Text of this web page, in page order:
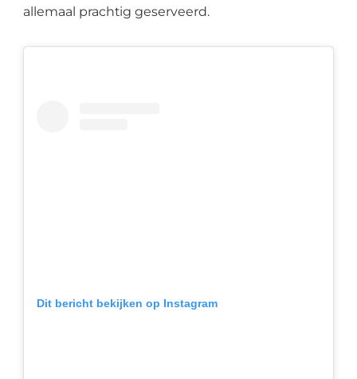
allemaal prachtig geserveerd.
Dit bericht bekijken op Instagram